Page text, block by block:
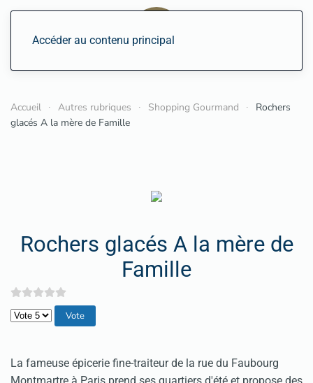
Accéder au contenu principal
Accueil Autres rubriques Shopping Gourmand
Rochers
glacés A la mère de Famille
Rochers glacés A la mère de
Famille
Veuillez voter
La fameuse épicerie fine-traiteur de la rue du Faubourg